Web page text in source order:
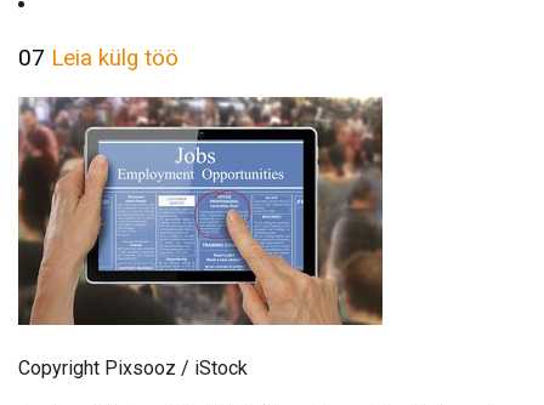
07 Leia külg töö
Copyright Pixsooz / iStock